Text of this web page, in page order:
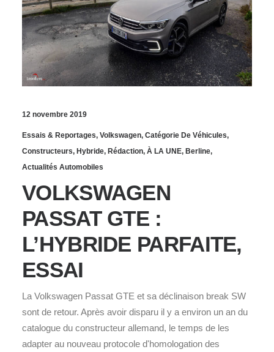
12 novembre 2019
Essais & Reportages, Volkswagen, Catégorie De Véhicules,
Constructeurs, Hybride, Rédaction, À LA UNE, Berline,
Actualités Automobiles
VOLKSWAGEN
PASSAT GTE :
L’HYBRIDE PARFAITE,
ESSAI
La Volkswagen Passat GTE et sa déclinaison break SW
sont de retour. Après avoir disparu il y a environ un an du
catalogue du constructeur allemand, le temps de les
adapter au nouveau protocole d'homologation des